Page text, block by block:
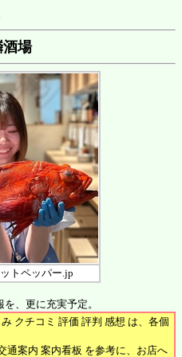
酒場
トペッパー.jp
、更に充実予定。
クチコミ 評価 評判 感想 は、各個
通案内 案内看板 を参考に、お店へ